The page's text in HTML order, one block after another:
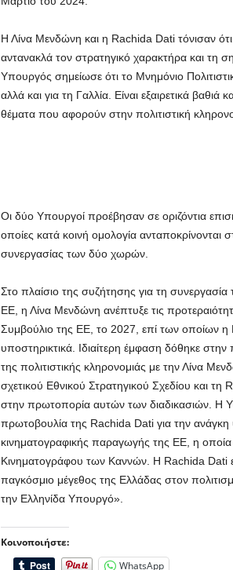
Η Λίνα Μενδώνη και η Rachida Dati τόνισαν
αντανακλά τον στρατηγικό χαρακτήρα και
Υπουργός σημείωσε ότι το Μνημόνιο
αλλά και για τη Γαλλία. Είναι εξαιρετικά
θέματα που αφορούν στην πολιτιστική
Οι δύο Υπουργοί προέβησαν σε οριζόντια
οποίες κατά κοινή ομολογία ανταποκρίνονται
συνεργασίας των δύο χωρών.
Στο πλαίσιο της συζήτησης για τη
ΕΕ, η Λίνα Μενδώνη ανέπτυξε τις
Συμβούλιο της ΕΕ, το 2027, επί των οποίων η
υποστηρικτικά. Ιδιαίτερη έμφαση δόθηκε
της πολιτιστικής κληρονομιάς με την Λίνα
σχετικού Εθνικού Στρατηγικού Σχεδίου και
στην πρωτοπορία αυτών των διαδικασιών. Η
πρωτοβουλία της Rachida Dati για την ανάγκη
κινηματογραφικής παραγωγής της ΕΕ, η
Κινηματογράφου των Καννών. Η Rachida Dati
παγκόσμιο μέγεθος της Ελλάδας στον
την Ελληνίδα Υπουργό».
Κοινοποιήστε:
WhatsApp